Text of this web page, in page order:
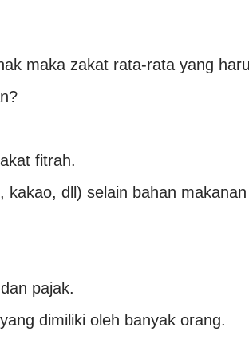
maka zakat rata-rata yang
fitrah.
dll) selain bahan makanan
pajak.
dimiliki oleh banyak orang.